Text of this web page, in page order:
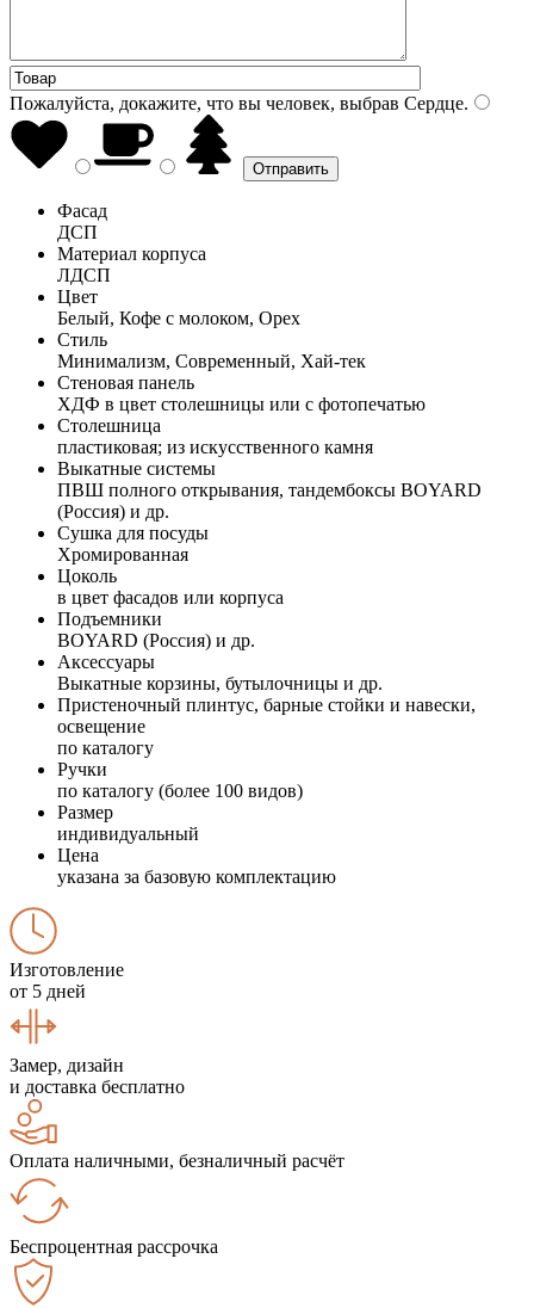
Пожалуйста, докажите, что вы человек, выбрав Сердце.
Фасад
ДСП
Материал корпуса
ЛДСП
Цвет
Белый, Кофе с молоком, Орех
Стиль
Минимализм, Современный, Хай-тек
Стеновая панель
ХДФ в цвет столешницы или с фотопечатью
Столешница
пластиковая; из искусственного камня
Выкатные системы
ПВШ полного открывания, тандембоксы BOYARD
(Россия) и др.
Сушка для посуды
Хромированная
Цоколь
в цвет фасадов или корпуса
Подъемники
BOYARD (Россия) и др.
Аксессуары
Выкатные корзины, бутылочницы и др.
Пристеночный плинтус, барные стойки и навески,
освещение
по каталогу
Ручки
по каталогу (более 100 видов)
Размер
индивидуальный
Цена
указана за базовую комплектацию
Изготовление
от 5 дней
Замер, дизайн
и доставка бесплатно
Оплата наличными, безналичный расчёт
Беспроцентная рассрочка